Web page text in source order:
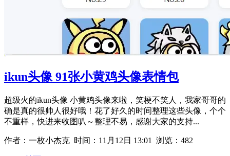
ikun头像 91张小黄鸡头像表情包
超级火的ikun头像 小黄鸡头像来啦，笑梗不笑人，我家哥哥的
确是真的很帅人很好哦！花了好久的时间整理这些头像，个个
不重样，快进来收图叭～整理不易，感谢大家的支持...
作者：一枚小杰克 时间： 11月12日 13:01 浏览：482